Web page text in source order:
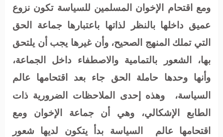
ومع اقتحام الإخوان المسلمين للسياسة تكون نزوع
عميق داخلها بالنظر لذاتها باعتبارها جماعة الحق
التي تملك المنهج الصحيح، وأن غيرها يجب أن يلتحق
بها، الشعور بالتمامية والاصطفاء داخل الجماعة،
وأنها وحدها حاملة الحق جاء بعد اقتحامها عالم
السياسة،
وهذه إحدى الملاحظات الضرورية ذات
الطابع الإشكالي، وهي أن جماعة الإخوان ومع
اقتحامها عالم
السياسة بدأ يتكون لديها شعور